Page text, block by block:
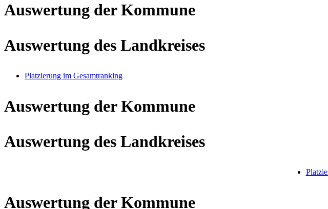
Auswertung der Kommune
Auswertung des Landkreises
Platzierung im Gesamtranking
Auswertung der Kommune
Auswertung des Landkreises
Auswertung der Kommune